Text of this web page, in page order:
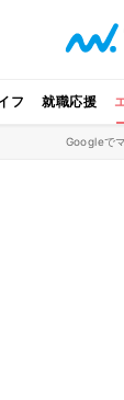
フ 就職応援
Googleで